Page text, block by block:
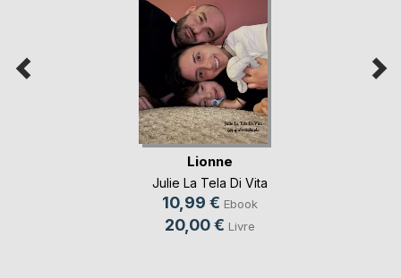
Lionne
Julie La Tela Di Vita
10,99 € Ebook
20,00 € Livre